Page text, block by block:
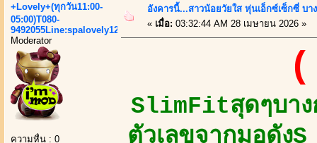
+Lovely+(ทุกวัน11:00-
05:00)T080-
9492055Line:spalovely123
Moderator
ความหื่น : 0
อังคารนี้...สาวน้อยวัยใส หุ่นเอ็กซ์เซ็กซี่ บา
« เมื่อ: 03:32:44 AM 28 เมษายน 2026 »
SlimFitสุดๆบาง
ตัวเลขจากมอดั